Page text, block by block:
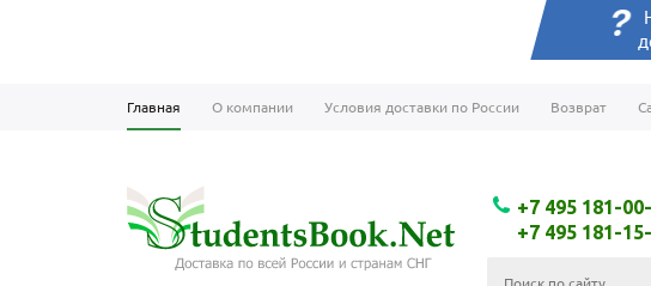
Главная О компании Условия доставки по России Возврат
+7 495 181-
+7 495 181-